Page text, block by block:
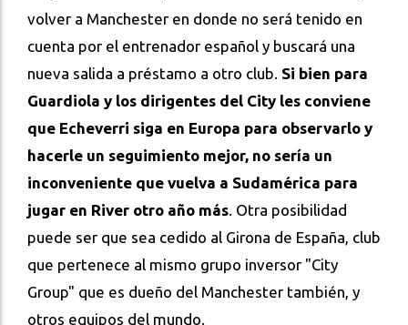
volver a Manchester en donde no será tenido en
cuenta por el entrenador español y buscará una
nueva salida a préstamo a otro club. Si bien para
Guardiola y los dirigentes del City les conviene
que Echeverri siga en Europa para observarlo y
hacerle un seguimiento mejor, no sería un
inconveniente que vuelva a Sudamérica para
jugar en River otro año más. Otra posibilidad
puede ser que sea cedido al Girona de España, club
que pertenece al mismo grupo inversor "City
Group" que es dueño del Manchester también, y
otros equipos del mundo.